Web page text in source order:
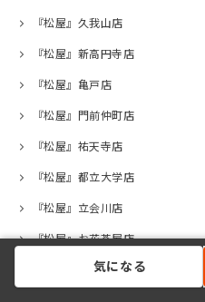
『松屋』久我山店
『松屋』新高円寺店
『松屋』亀戸店
『松屋』門前仲町店
『松屋』祐天寺店
『松屋』都立大学店
『松屋』立会川店
『松屋』お花茶屋店
『松屋』荻窪西口店
気になる